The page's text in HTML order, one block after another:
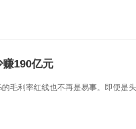
赚190亿元
毛利率红线也不再是易事。即便是